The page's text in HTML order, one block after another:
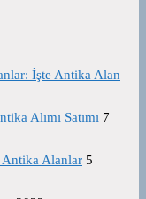
İşte Antika Alan
Alımı Satımı 7
Alanlar 5